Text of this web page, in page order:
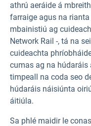
athrú aeráide á
farraige agus na
mbainistiú ag
Network Rail -, tá na
cuideachta
cumas ag na
timpeall na coda seo
húdaráis náisiúnta
áitiúla.
Sa phlé maidir le